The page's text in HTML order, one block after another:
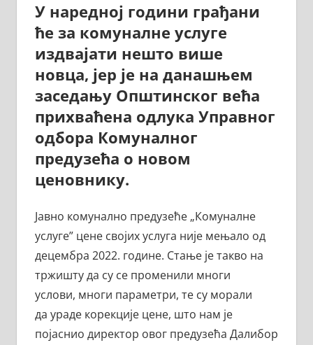
У наредној години грађани
ће за комуналне услуге
издвајати нешто више
новца, јер је на данашњем
заседању Општинског већа
прихваћена одлука Управног
одбора Комуналног
предузећа о новом
ценовнику.
Јавно комунално предузеће „Комуналне
услуге” цене својих услуга није мењало од
децембра 2022. године. Стање је такво на
тржишту да су се променили многи
услови, многи параметри, те су морали
да ураде корекције цене, што нам је
појаснио директор овог предузећа Далибор